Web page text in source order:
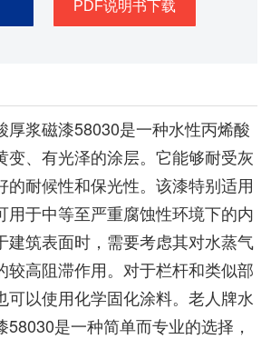
蒸气和二氧化碳扩散的较高阻滞作用
PDF说明书下载
厚浆磁漆58030是一种水性丙烯酸
变、有光泽的涂层。它能够耐受灰
的耐候性和保光性。该漆特别适用
用于中等至严重腐蚀性环境下的内
建筑表面时，需要考虑其对水蒸气
较高阻滞作用。对于栏杆和类似部
可以使用化学固化涂料。老人牌水
是一种简单而专业的选择，